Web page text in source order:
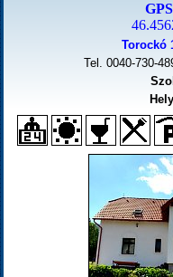
Torockó
Tel. 0040-730-